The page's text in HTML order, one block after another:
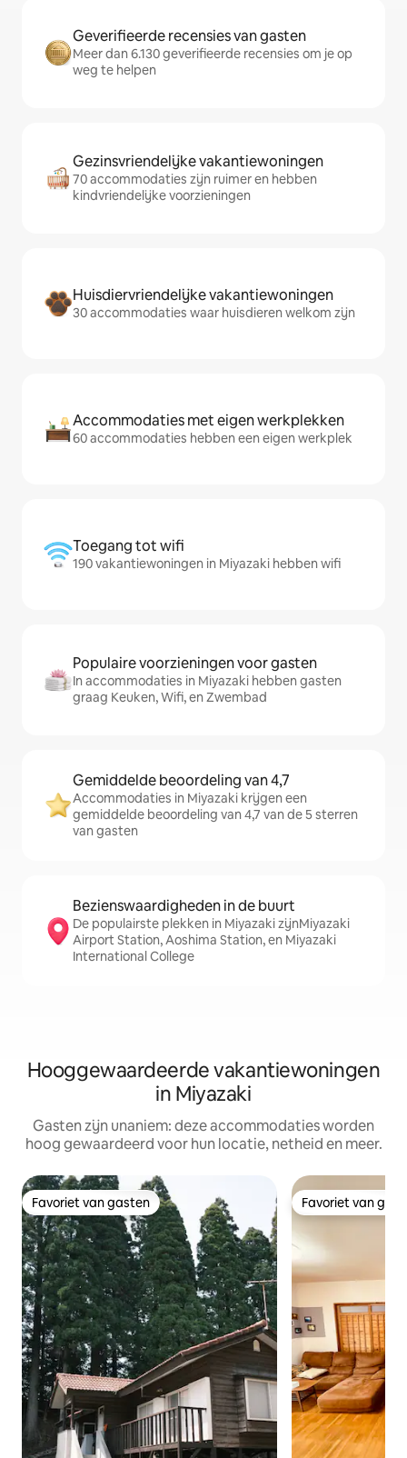
Geverifieerde recensies van gasten
Meer dan 6.130 geverifieerde recensies om je op
weg te helpen
Gezinsvriendelijke vakantiewoningen
70 accommodaties zijn ruimer en hebben
kindvriendelijke voorzieningen
Huisdiervriendelijke vakantiewoningen
30 accommodaties waar huisdieren welkom zijn
Accommodaties met eigen werkplekken
60 accommodaties hebben een eigen werkplek
Toegang tot wifi
190 vakantiewoningen in Miyazaki hebben wifi
Populaire voorzieningen voor gasten
In accommodaties in Miyazaki hebben gasten
graag Keuken, Wifi, en Zwembad
Gemiddelde beoordeling van 4,7
Accommodaties in Miyazaki krijgen een
gemiddelde beoordeling van 4,7 van de 5 sterren
van gasten
Bezienswaardigheden in de buurt
De populairste plekken in Miyazaki zijnMiyazaki
Airport Station, Aoshima Station, en Miyazaki
International College
Hooggewaardeerde vakantiewoningen
in Miyazaki
Gasten zijn unaniem: deze accommodaties worden
hoog gewaardeerd voor hun locatie, netheid en meer.
Favoriet van gasten
Favoriet van gasten Favoriet van
Favoriet van